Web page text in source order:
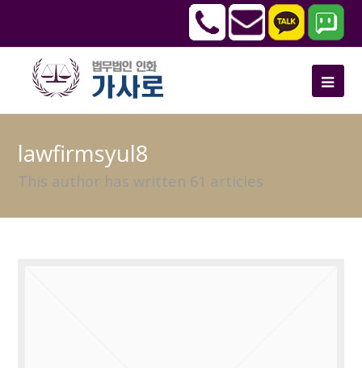
lawfirmsyul8
This author has written 61 articles